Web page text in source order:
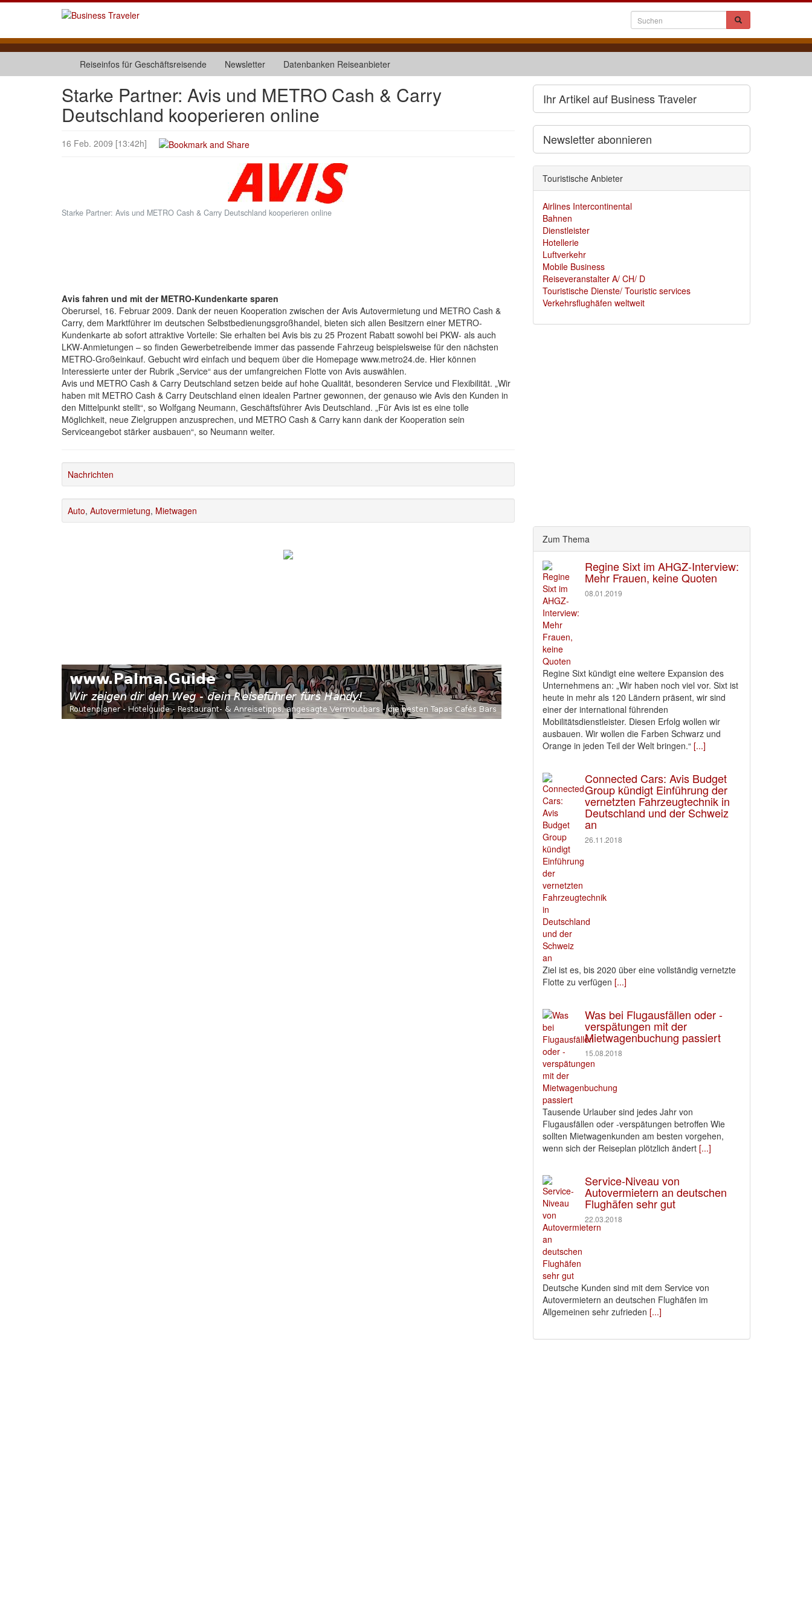
Reiseinfos für Geschäftsreisende Newsletter Datenbanken Reiseanbieter
Starke Partner: Avis und METRO Cash & Carry
Deutschland kooperieren online
16 Feb. 2009 [13:42h]
Starke Partner: Avis und METRO Cash & Carry Deutschland kooperieren online
Avis fahren und mit der METRO-Kundenkarte sparen
Oberursel, 16. Februar 2009. Dank der neuen Kooperation zwischen der Avis Autovermietung und METRO Cash &
Carry, dem Marktführer im deutschen Selbstbedienungsgroßhandel, bieten sich allen Besitzern einer METRO-
Kundenkarte ab sofort attraktive Vorteile: Sie erhalten bei Avis bis zu 25 Prozent Rabatt sowohl bei PKW- als auch
LKW-Anmietungen – so finden Gewerbetreibende immer das passende Fahrzeug beispielsweise für den nächsten
METRO-Großeinkauf. Gebucht wird einfach und bequem über die Homepage www.metro24.de. Hier können
Interessierte unter der Rubrik „Service“ aus der umfangreichen Flotte von Avis auswählen.
Avis und METRO Cash & Carry Deutschland setzen beide auf hohe Qualität, besonderen Service und Flexibilität. „Wir
haben mit METRO Cash & Carry Deutschland einen idealen Partner gewonnen, der genauso wie Avis den Kunden in
den Mittelpunkt stellt“, so Wolfgang Neumann, Geschäftsführer Avis Deutschland. „Für Avis ist es eine tolle
Möglichkeit, neue Zielgruppen anzusprechen, und METRO Cash & Carry kann dank der Kooperation sein
Serviceangebot stärker ausbauen“, so Neumann weiter.
Nachrichten
Auto, Autovermietung, Mietwagen
Ihr Artikel auf Business Traveler
Newsletter abonnieren
Touristische Anbieter
Airlines Intercontinental
Bahnen
Dienstleister
Hotellerie
Luftverkehr
Mobile Business
Reiseveranstalter A/ CH/ D
Touristische Dienste/ Touristic services
Verkehrsflughäfen weltweit
Zum Thema
Regine Sixt im AHGZ-Interview:
Mehr Frauen, keine Quoten
08.01.2019
Regine Sixt kündigt eine weitere Expansion des
Unternehmens an: „Wir haben noch viel vor. Sixt ist
heute in mehr als 120 Ländern präsent, wir sind
einer der international führenden
Mobilitätsdienstleister. Diesen Erfolg wollen wir
ausbauen. Wir wollen die Farben Schwarz und
Orange in jeden Teil der Welt bringen.“ [...]
Connected Cars: Avis Budget
Group kündigt Einführung der
vernetzten Fahrzeugtechnik in
Deutschland und der Schweiz
an
26.11.2018
Ziel ist es, bis 2020 über eine vollständig vernetzte
Flotte zu verfügen [...]
Was bei Flugausfällen oder -
verspätungen mit der
Mietwagenbuchung passiert
15.08.2018
Tausende Urlauber sind jedes Jahr von
Flugausfällen oder -verspätungen betroffen Wie
sollten Mietwagenkunden am besten vorgehen,
wenn sich der Reiseplan plötzlich ändert [...]
Service-Niveau von
Autovermietern an deutschen
Flughäfen sehr gut
22.03.2018
Deutsche Kunden sind mit dem Service von
Autovermietern an deutschen Flughäfen im
Allgemeinen sehr zufrieden [...]